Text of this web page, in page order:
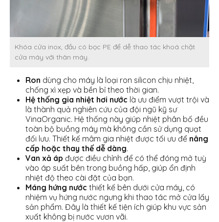
Khóa cửa inox, đầu có bọc PE để dễ thao tác khoá chặt
cửa máy với thân máy.
Ron dùng cho máy là loại ron silicon chịu nhiệt,
chống xì xẹp và bền bỉ theo thời gian.
Hệ thống gia nhiệt hơi nước là ưu điểm vượt trội và
là thành quả nghiên cứu của đội ngũ kỹ sư
VinaOrganic. Hệ thống này giúp nhiệt phân bố đều
toàn bộ buồng máy mà không cần sử dụng quạt
đối lưu. Thiết kế mâm gia nhiệt được tối ưu để nâng
cấp hoặc thay thế dễ dàng.
Van xả áp được điều chỉnh để có thể đóng mở tuỳ
vào áp suất bên trong buồng hấp, giúp ổn định
nhiệt độ theo cài đặt của bạn.
Máng hứng nước thiết kế bên dưới cửa máy, có
nhiệm vụ hứng nước ngưng khi thao tác mở cửa lấy
sản phẩm. Đây là thiết kế tiện ích giúp khu vực sản
xuất không bị nước vươn vãi.